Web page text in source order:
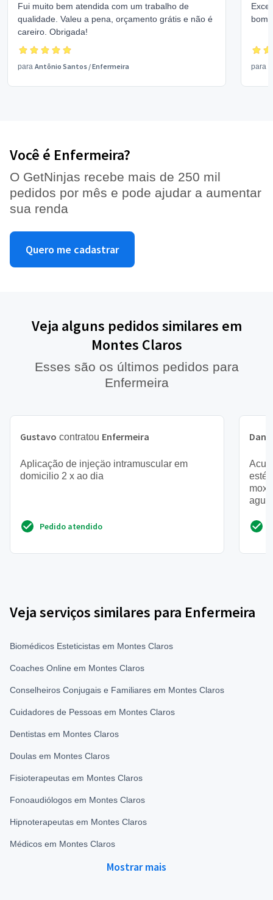
Fui muito bem atendida com um trabalho de
qualidade. Valeu a pena, orçamento grátis e não é
careiro. Obrigada!
para Antônio Santos /Enfermeira
bom
para
Você é Enfermeira?
O GetNinjas recebe mais de 250 mil
pedidos por mês e pode ajudar a aumentar
sua renda
Quero me cadastrar
Veja alguns pedidos similares em
Montes Claros
Esses são os últimos pedidos para
Enfermeira
Gustavo contratou Enfermeira
Aplicação de injeçäo intramuscular em
domicilio 2 x ao dia
Pedido atendido
Veja serviços similares para Enfermeira
Biomédicos Esteticistas em Montes Claros
Coaches Online em Montes Claros
Conselheiros Conjugais e Familiares em Montes Claros
Cuidadores de Pessoas em Montes Claros
Dentistas em Montes Claros
Doulas em Montes Claros
Fisioterapeutas em Montes Claros
Fonoaudiólogos em Montes Claros
Hipnoterapeutas em Montes Claros
Médicos em Montes Claros
Mostrar mais